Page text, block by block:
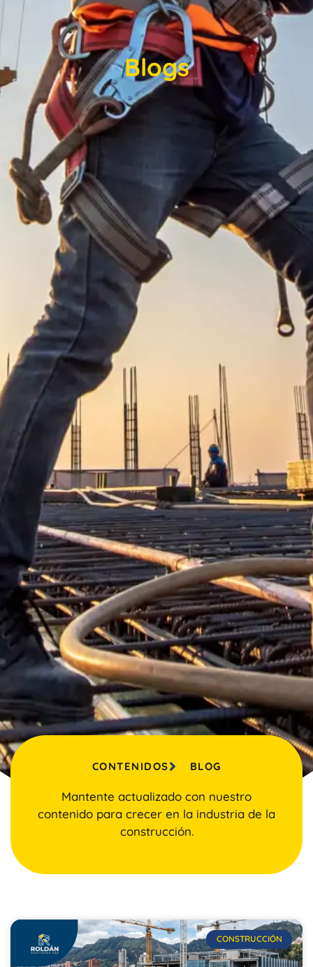
Blogs
CONTENIDOS BLOG
Mantente actualizado con nuestro
contenido para crecer en la industria de la
construcción.
CONSTRUCCIÓN